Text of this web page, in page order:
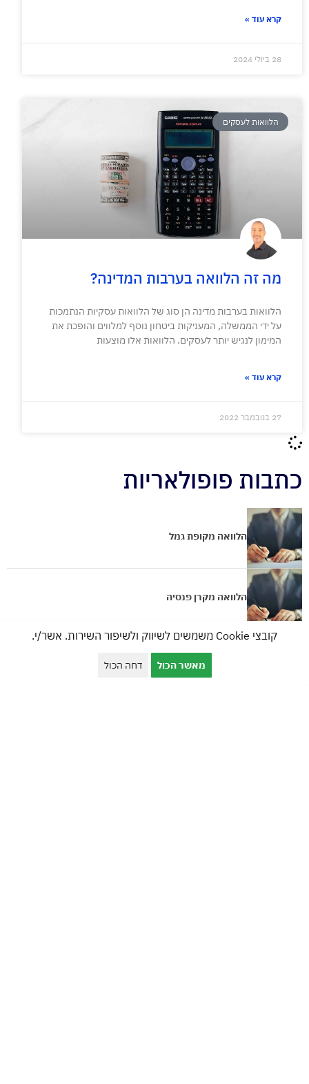
קרא עוד »
28 ביולי 2024
הלוואות לעסקים
מה זה הלוואה בערבות המדינה?
הלוואות בערבות מדינה הן סוג של הלוואות עסקיות הנתמכות
על ידי הממשלה, המעניקות ביטחון נוסף למלווים והופכת את
המימון לנגיש יותר לעסקים. הלוואות אלו מוצעות
קרא עוד »
27 בנובמבר 2022
כתבות פופולאריות
הלוואה מקופת גמל
הלוואה מקרן פנסיה
הלוואה מקרן השתלמות
קובצי Cookie משמשים לשיווק ולשיפור השירות. אשר/י.
מאשר הכול דחה הכול